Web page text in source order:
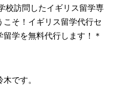
校訪問したイギリス留学専
こそ！イギリス留学代行セ
学を無料代行します！＊
です。